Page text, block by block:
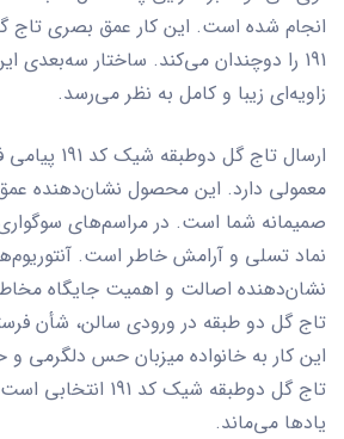
انجام شده است. این کار عمق بصری تاج
191 را دوچندان می‌کند. ساختار سه‌بعدی
زاویه‌ای زیبا و کامل به نظر می‌رسد.
ارسال تاج گل دوطبقه شیک کد 191
پیامی
معمولی دارد. این محصول نشان‌دهنده
صمیمانه شما است. در مراسم‌های
نماد تسلی و آرامش خاطر است.
نشان‌دهنده اصالت و اهمیت جایگاه
تاج گل دو طبقه در ورودی سالن، شأن
این کار به خانواده میزبان حس دلگرمی
تاج گل دوطبقه شیک کد 191
انتخابی
یادها می‌ماند.